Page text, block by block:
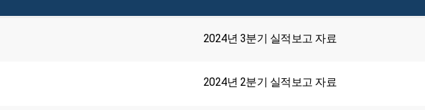
2024년 3분기 실적보고 자료
2024년 2분기 실적보고 자료